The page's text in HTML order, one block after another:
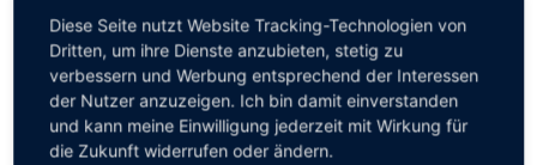
GOLFHOTELS
Das ProAm im Vorfeld des Castanea Resort Open
ein besonderes Erlebnis. Hier spielen Sie als Amateur
mit erfahrenen Tour Pros zusammen. Neben einer
spannenden Runde Golf, können Sie hier
unvergleichliche Erfahrungen sammeln und sich
kleine Tipps und Tricks der Pros verraten lassen. Auf
Diese Seite nutzt Website Tracking-Technologien von
Dritten, um ihre Dienste anzubieten, stetig zu
verbessern und Werbung entsprechend der Interessen
der Nutzer anzuzeigen. Ich bin damit einverstanden
und kann meine Einwilligung jederzeit mit Wirkung für
die Zukunft widerrufen oder ändern.